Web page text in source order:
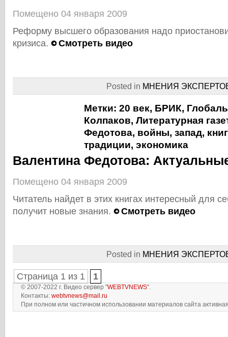
Помещено 04 января 2009
Реформу высшего образования надо
кризиса.
Смотреть видео
Posted in МНЕНИЯ
Метки: 20 век, БРИК,
Колпаков, Литературная
Федотова, войны, запад,
традиции, экономика
Валентина Федотова:
Помещено 04 января 2009
Читатель найдет в этих книгах интересный для
получит новые знания.
Смотреть видео
Posted in МНЕНИЯ
Страница 1 из 1 1
© 2007-2022 г. Видео сервер "WEBTVNEWS".
Контакты: webtvnews@mail.ru
При полном или частичном использовании материалов сайта